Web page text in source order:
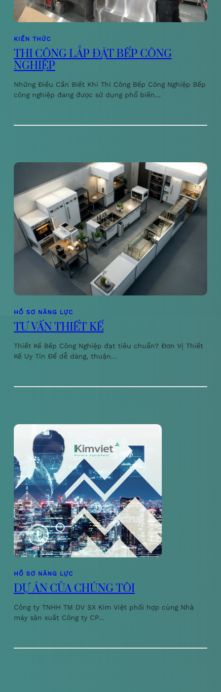
KIẾN THỨC
THI CÔNG LẮP ĐẶT BẾP CÔNG
NGHIỆP
Những Điều Cần Biết Khi Thi Công Bếp Công Nghiệp Bếp
công nghiệp đang được sử dụng phổ biến…
HỒ SƠ NĂNG LỰC
TƯ VẤN THIẾT KẾ
Thiết Kế Bếp Công Nghiệp đạt tiêu chuẩn? Đơn Vị Thiết
Kế Uy Tín Để dễ dàng, thuận…
HỒ SƠ NĂNG LỰC
DỰ ÁN CỦA CHÚNG TÔI
Công ty TNHH TM DV SX Kim Việt phối hợp cùng Nhà
máy sản xuất Công ty CP…